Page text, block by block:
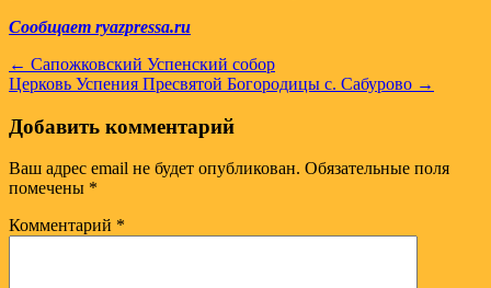
Сообщает ryazpressa.ru
Навигация
по
записям
← Сапожковский Успенский собор
Церковь Успения Пресвятой Богородицы с. Сабурово →
Добавить комментарий
Ваш адрес email не будет опубликован. Обязательные поля
помечены *
Комментарий *